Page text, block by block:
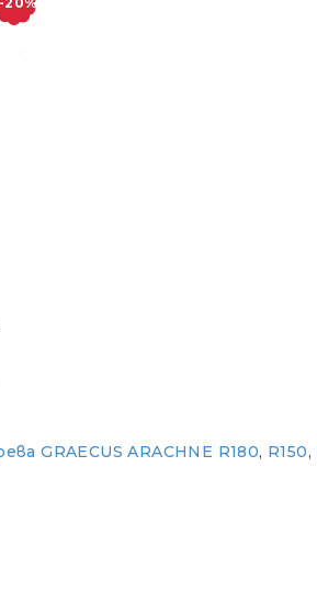
GRAECUS ARACHNE R180, R150,